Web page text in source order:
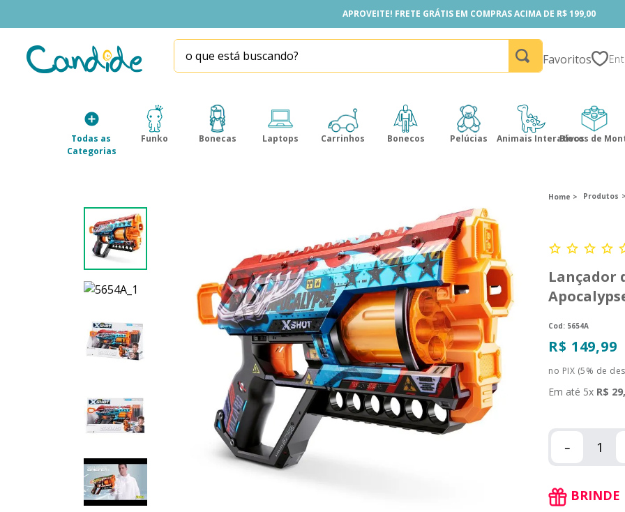
APROVEITE! FRETE GRÁTIS EM COMPRAS ACIMA DE R$ 199,00
APROVEITE! FRETE GRÁTIS EM COMPRAS ACIMA DE R$ 199,00
o que está buscando?
Favoritos
Todas as
Categorias
Funko Bonecas Laptops Carrinhos Bonecos Pelúcias Animais Interativos
Blocos de
Produtos
Lançador
: 5654A
R$ 149,99
no PIX (5% de
Em até 5x R$ 29
－
BRINDE
fill the fridge
homem aranha
6º
7
8º
guerreiras kpop
10